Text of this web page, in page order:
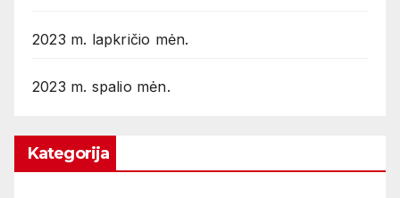
2023 m. lapkričio mėn.
2023 m. spalio mėn.
Kategorija